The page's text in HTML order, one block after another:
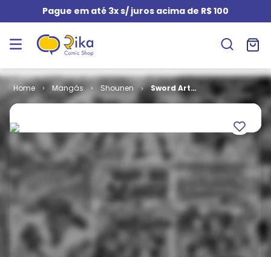
Pague em até 3x s/ juros acima de R$ 100
Mangás Shounen
Sword Art
Online - Fairy